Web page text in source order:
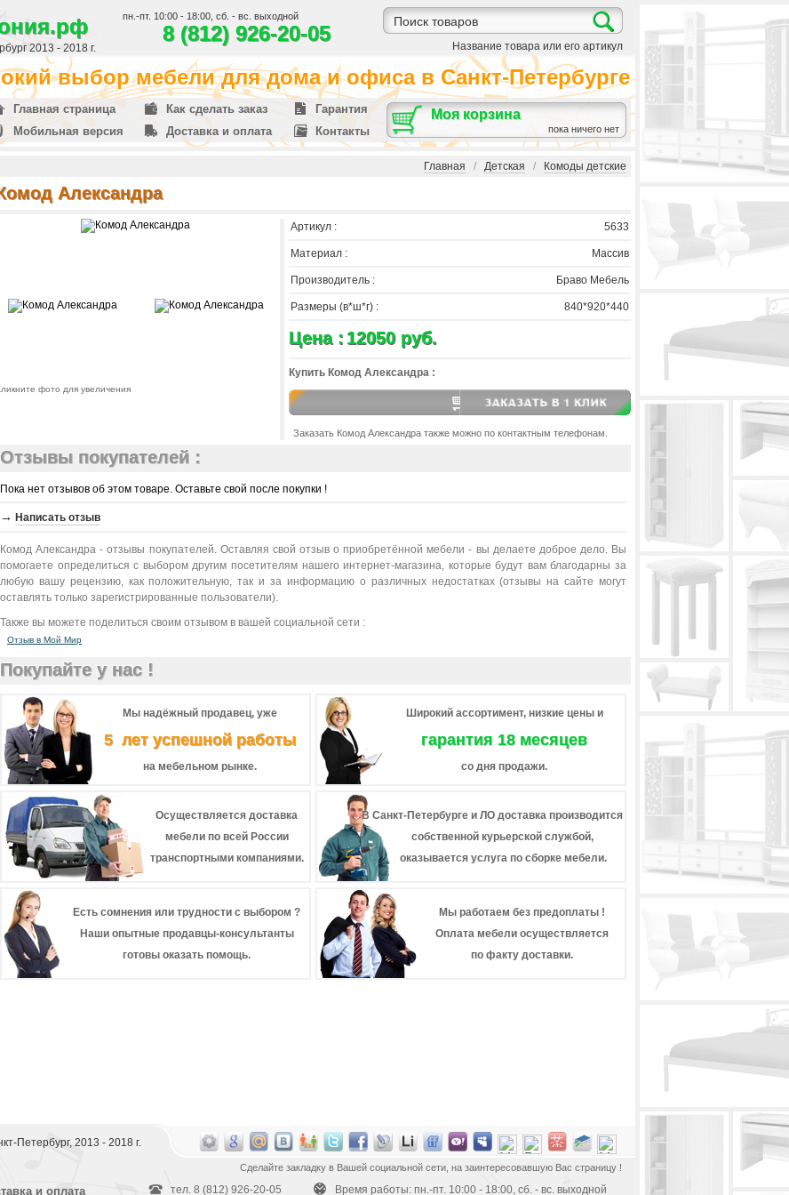
2013 - 2018 г.
пн.-пт. 10:00 - 18:00, сб. - вс. выходной
8 (812) 926-20-05
Название товара или его артикул
выбор мебели для дома и офиса в Санкт-Петербурге
Главная страница Как сделать заказ
Гарантия
Мобильная версия
Доставка и оплата Контакты
Моя корзина
пока ничего нет
Главная / Детская / Комоды детские
Александра
фото для увеличения
Артикул : 5633
Материал : Массив
Производитель : Браво Мебель
Размеры (в*ш*г) : 840*920*440
Цена : 12050 руб.
Купить Комод Александра :
Заказать Комод Александра также можно по контактным телефонам.
Отзывы покупателей :
Пока нет отзывов об этом товаре. Оставьте свой после покупки !
→ Написать отзыв
Комод Александра - отзывы покупателей. Оставляя свой отзыв о приобретённой мебели - вы делаете доброе дело. Вы
помогаете определиться с выбором другим посетителям нашего интернет-магазина, которые будут вам благодарны за
любую вашу рецензию, как положительную, так и за информацию о различных недостатках (отзывы на сайте могут
оставлять только зарегистрированные пользователи).
Также вы можете поделиться своим отзывом в вашей социальной сети :
Отзыв в Мой Мир
Покупайте у нас !
Мы надёжный продавец, уже
5 лет успешной работы
на мебельном рынке.
Широкий ассортимент, низкие цены и
гарантия 18 месяцев
со дня продажи.
Осуществляется доставка
мебели по всей России
транспортными компаниями.
В Санкт-Петербурге и ЛО доставка производится
собственной курьерской службой,
оказывается услуга по сборке мебели.
Есть сомнения или трудности с выбором ?
Наши опытные продавцы-консультанты
готовы оказать помощь.
Мы работаем без предоплаты !
Оплата мебели осуществляется
по факту доставки.
Петербург, 2013 - 2018 г.
и оплата
Сделайте закладку в Вашей социальной сети, на заинтересовавшую Вас страницу !
тел. 8 (812) 926-20-05 Время работы: пн.-пт. 10:00 - 18:00, сб. - вс. выходной